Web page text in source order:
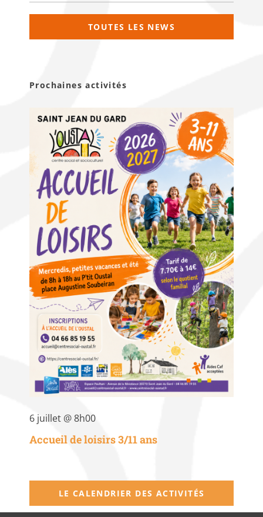
TOUTES LES NEWS
Prochaines activités
6 juillet @ 8h00
Accueil de loisirs 3/11 ans
LE CALENDRIER DES ACTIVITÉS